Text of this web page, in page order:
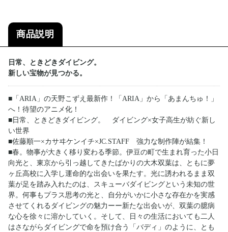
商品説明
日常、ときどきダイビング。
新しい宝物が見つかる。
■「ARIA」の天野こずえ最新作！「ARIA」から「あまんちゅ！」
へ！待望のアニメ化！
■日常、ときどきダイビング。 ダイビング×女子高生が紡ぐ新し
い世界
■佐藤順一×カサヰケンイチ×JC.STAFF 強力な制作陣が結集！
■春。物事が大きく移り変わる季節。伊豆の町で生まれ育った小日
向光と、東京から引っ越してきたばかりの大木双葉は、ともに夢
ヶ丘高校に入学し運命的な出会いを果たす。光に誘われるまま双
葉が足を踏み入れたのは、スキューバダイビングという未知の世
界。何事もプラス思考の光と、自分がいかに小さな存在かを実感
させてくれるダイビングの魅力ーー新たな出会いが、双葉の臆病
な心を徐々に溶かしていく。そして、日々の生活においても二人
はさながらダイビングで命を預け合う「バディ」のように、とも